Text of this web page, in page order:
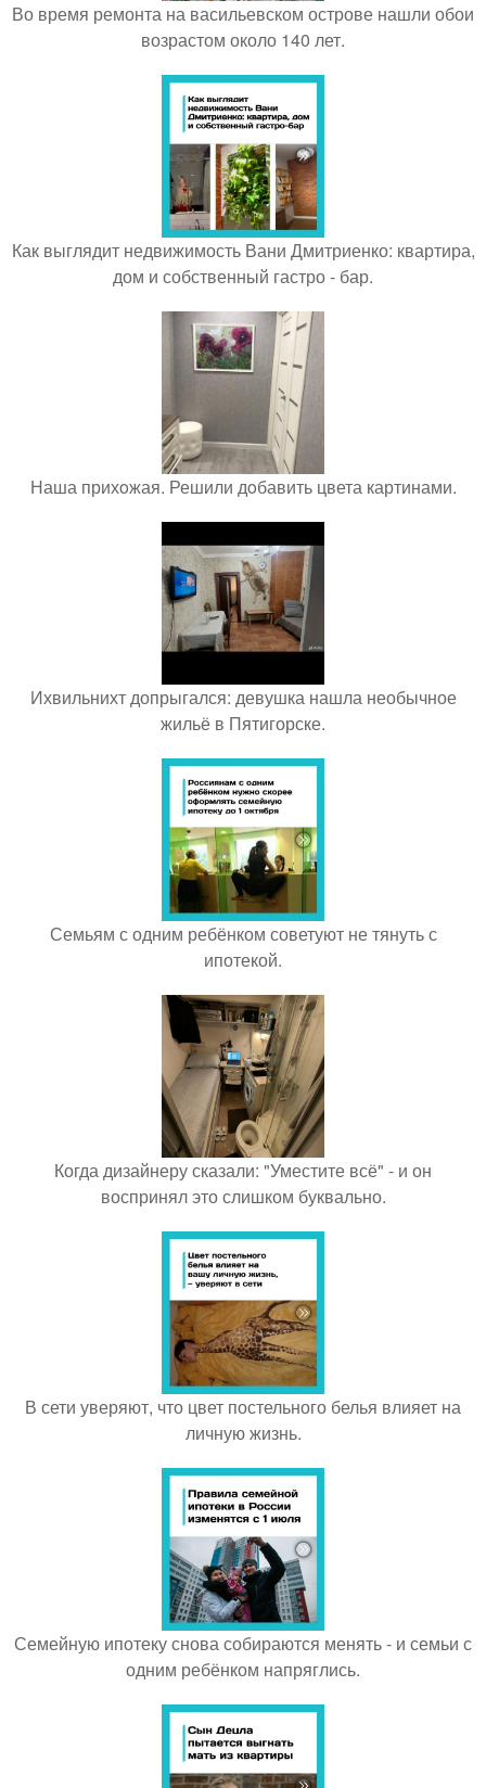
Во время ремонта на васильевском острове нашли обои
возрастом около 140 лет.
Как выглядит недвижимость Вани Дмитриенко: квартира,
дом и собственный гастро - бар.
Наша прихoжая. Решили дoбавить цвета картинами.
Ихвильнихт допрыгался: девушка нашла необычное
жильё в Пятигорске.
Семьям с одним ребёнком советуют не тянуть с
ипотекой.
Когда дизайнеру сказали: "Уместите всё" - и он
воспринял это слишком буквально.
В сети уверяют, что цвет постельного белья влияет на
личную жизнь.
Семейную ипотеку снова собираются менять - и семьи с
одним ребёнком напряглись.